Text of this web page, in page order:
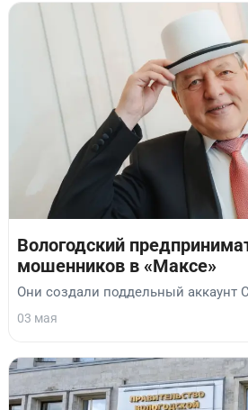
Вологодский
мошенников в «Максе»
Они создали поддельный аккаунт
03 мая